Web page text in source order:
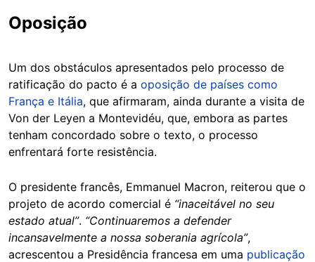
Oposição
Um dos obstáculos apresentados pelo processo de
ratificação do pacto é a oposição de países como
França e Itália, que afirmaram, ainda durante a visita de
Von der Leyen a Montevidéu, que, embora as partes
tenham concordado sobre o texto, o processo
enfrentará forte resistência.
O presidente francês, Emmanuel Macron, reiterou que o
projeto de acordo comercial é “inaceitável no seu
estado atual”. “Continuaremos a defender
incansavelmente a nossa soberania agrícola”,
acrescentou a Presidência francesa em uma publicação